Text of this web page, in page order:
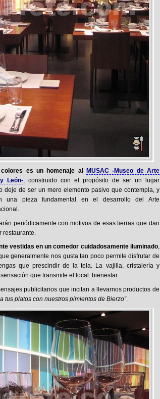
es un homenaje al
MUSAC -Museo de Arte
León-, construido con el propósito de ser un lugar
deje de ser un mero elemento pasivo que contempla, y
una pieza fundamental en el desarrollo del Arte
periódicamente con motivos de esas tierras que dan
vestidas en un comedor cuidadosamente iluminado,
generalmente nos gusta tan poco permite disfrutar de
que prescindir de la tela. La vajilla, cristalería y
que transmite el local: bienestar.
publicitarios que incitan a llevarnos productos de
tus platos con nuestros pimientos de Bierzo”.